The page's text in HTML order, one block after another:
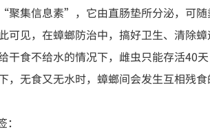
聚集信息素”，它由直肠垫所分泌，可随
可见，在蟑螂防治中，搞好卫生、清除
干食不给水的情况下，雌虫只能存活40
，无食又无水时，蟑螂间会发生互相残